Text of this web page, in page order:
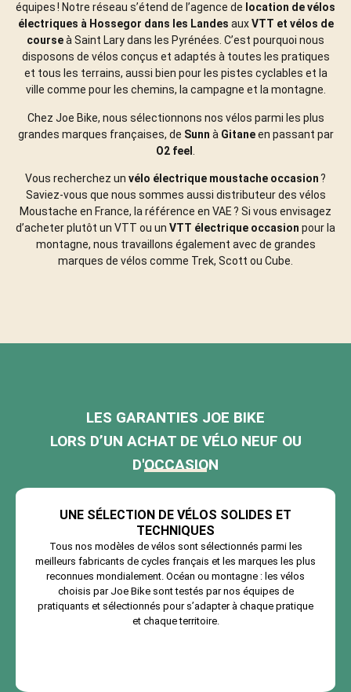
équipes ! Notre réseau s’étend de l’agence de location de vélos
électriques à Hossegor dans les Landes auxVTT et vélos de
courseà Saint Lary dans les Pyrénées. C’est pourquoi nous
disposons de vélos conçus et adaptés à toutes les pratiques
et tous les terrains, aussi bien pour les pistes cyclables et la
ville comme pour les chemins, la campagne et la montagne.
Chez Joe Bike, nous sélectionnons nos vélos parmi les plus
grandes marques françaises, de Sunn à Gitaneen passant par
O2 feel
Vous recherchez un vélo électrique moustache occasion?
Saviez-vous que nous sommes aussi distributeur des vélos
Moustache en France, la référence en VAE ? Si vous envisagez
d’acheter plutôt un VTT ou un VTT électrique occasion pour la
montagne, nous travaillons également avec de grandes
marques de vélos comme Trek, Scott ou Cube.
LES GARANTIES JOE BIKE
LORS D’UN ACHAT DE VÉLO NEUF OU
D'OCCASION
UNE SÉLECTION DE VÉLOS SOLIDES ET
TECHNIQUES
Tous nos modèles de vélos sont sélectionnés parmi les
meilleurs fabricants de cycles français et les marques les plus
reconnues mondialement. Océan ou montagne : les vélos
choisis par Joe Bike sont testés par nos équipes de
pratiquants et sélectionnés pour s’adapter à chaque pratique
et chaque territoire.